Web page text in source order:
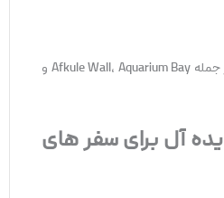
نقاط غواصی متنوع از جمله Afkule Wall، Aquarium Bay و
آل برای سفرهای